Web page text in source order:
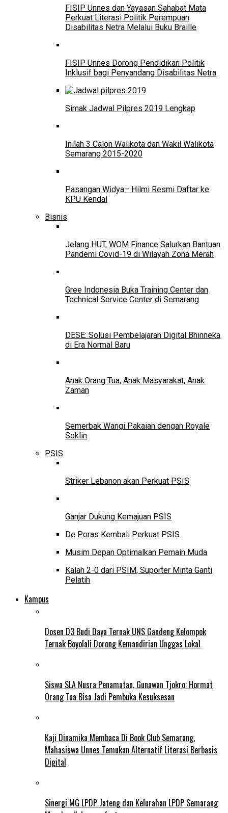
FISIP Unnes dan Yayasan Sahabat Mata
Perkuat Literasi Politik Perempuan
Disabilitas Netra Melalui Buku Braille
FISIP Unnes Dorong Pendidikan Politik
Inklusif bagi Penyandang Disabilitas Netra
Simak Jadwal Pilpres 2019 Lengkap
Inilah 3 Calon Walikota dan Wakil Walikota
Semarang 2015-2020
Pasangan Widya– Hilmi Resmi Daftar ke
KPU Kendal
Bisnis
Jelang HUT, WOM Finance Salurkan Bantuan
Pandemi Covid-19 di Wilayah Zona Merah
Gree Indonesia Buka Training Center dan
Technical Service Center di Semarang
DESE: Solusi Pembelajaran Digital Bhinneka
di Era Normal Baru
Anak Orang Tua, Anak Masyarakat, Anak
Zaman
Semerbak Wangi Pakaian dengan Royale
Soklin
PSIS
Striker Lebanon akan Perkuat PSIS
Ganjar Dukung Kemajuan PSIS
De Poras Kembali Perkuat PSIS
Musim Depan Optimalkan Pemain Muda
Kalah 2-0 dari PSIM, Suporter Minta Ganti
Pelatih
Kampus
Dosen D3 Budi Daya Ternak UNS Gandeng Kelompok
Ternak Boyolali Dorong Kemandirian Unggas Lokal
Siswa SLA Nusra Penamatan, Gunawan Tjokro: Hormat
Orang Tua Bisa Jadi Pembuka Kesuksesan
Kaji Dinamika Membaca Di Book Club Semarang,
Mahasiswa Unnes Temukan Alternatif Literasi Berbasis
Digital
Sinergi MG LPDP Jateng dan Kelurahan LPDP Semarang